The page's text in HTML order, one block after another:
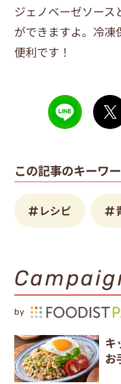
ジェノベーゼソース
ができますよ。冷凍
便利です！
この記事のキーワ
レシピ
by
キ
お